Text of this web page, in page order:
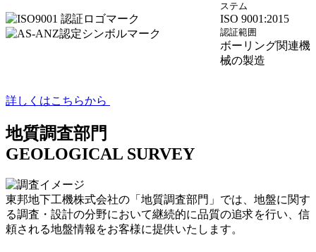
ステム
ISO 9001:2015
認証範囲
ボーリング関連機
械の製造
詳しくはこちらから
地質調査部門
GEOLOGICAL SURVEY
東邦地下工機株式会社の「地質調査部門」では、地盤に関す
る調査・設計の分野において継続的に品質の追求を行い、信
頼される地盤情報をお客様に提供いたします。